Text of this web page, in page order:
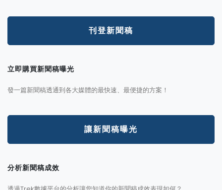
刊登新聞稿
立即購買新聞稿曝光
發一篇新聞稿透通到各大媒體的最快速、最便捷的方案！
讓新聞稿曝光
分析新聞稿成效